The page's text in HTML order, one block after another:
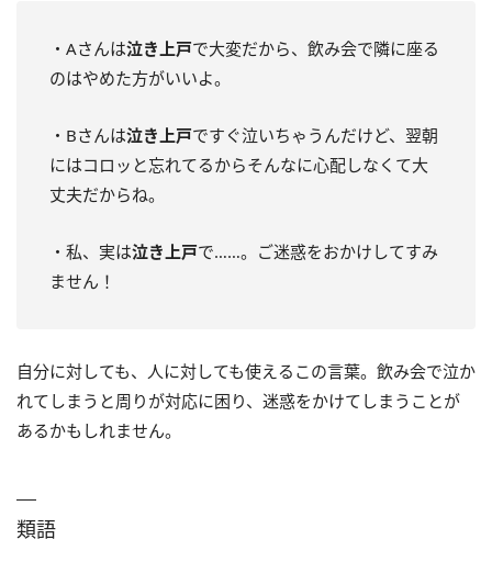
・Aさんは泣き上戸で大変だから、飲み会で隣に座る
のはやめた方がいいよ。
・Bさんは泣き上戸ですぐ泣いちゃうんだけど、翌朝
にはコロッと忘れてるからそんなに心配しなくて大
丈夫だからね。
・私、実は泣き上戸で……。ご迷惑をおかけしてすみ
ません！
自分に対しても、人に対しても使えるこの言葉。飲み会で泣か
れてしまうと周りが対応に困り、迷惑をかけてしまうことが
あるかもしれません。
類語